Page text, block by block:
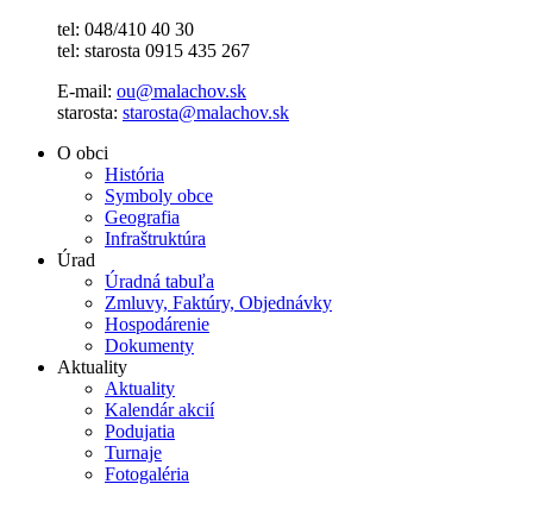
tel: 048/410 40 30
tel: starosta 0915 435 267
E-mail: ou@malachov.sk
starosta: starosta@malachov.sk
O obci
História
Symboly obce
Geografia
Infraštruktúra
Úrad
Úradná tabuľa
Zmluvy, Faktúry, Objednávky
Hospodárenie
Dokumenty
Aktuality
Aktuality
Kalendár akcií
Podujatia
Turnaje
Fotogaléria